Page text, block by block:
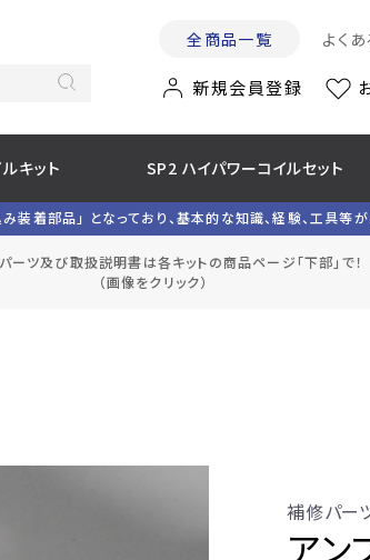
全商品一覧 よく
新規会員登録
キット SP2 ハイパワーコイルセット
装着部品」 となっており、基本的な知識、経験、工具等が
ーツ及び取扱説明書は各キットの商品ページ「下部」で！
（画像をクリック）
補修パー
アン